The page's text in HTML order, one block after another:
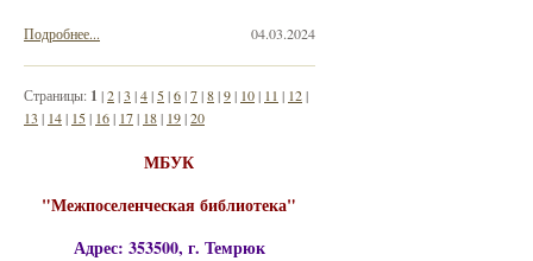
04.03.2024
Подробнее...
Страницы: 1 |2|3 |4| 5|6|7|8|9| 10| 11 | 12|
13 | 14| 15| 16| 17| 18| 19|20
МБУК
"Межпоселенческая библиотека"
Адрес: 353500, г. Темрюк